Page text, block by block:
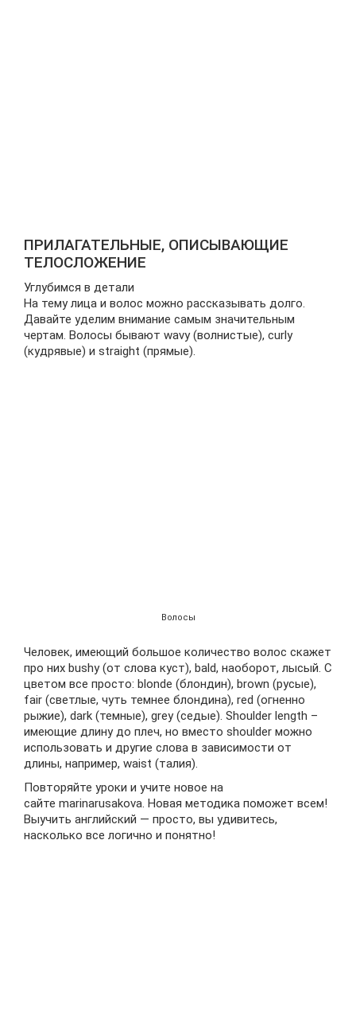
ПРИЛАГАТЕЛЬНЫЕ, ОПИСЫВАЮЩИЕ
ТЕЛОСЛОЖЕНИЕ
Углубимся в детали
На тему лица и волос можно рассказывать долго.
Давайте уделим внимание самым значительным
чертам. Волосы бывают wavy (волнистые), curly
(кудрявые) и straight (прямые).
Волосы
Человек, имеющий большое количество волос скажет
про них bushy (от слова куст), bald, наоборот, лысый. С
цветом все просто: blonde (блондин), brown (русые),
fair (светлые, чуть темнее блондина), red (огненно
рыжие), dark (темные), grey (седые). Shoulder length –
имеющие длину до плеч, но вместо shoulder можно
использовать и другие слова в зависимости от
длины, например, waist (талия).
Повторяйте уроки и учите новое на
сайте marinarusakova. Новая методика поможет всем!
Выучить английский — просто, вы удивитесь,
насколько все логично и понятно!